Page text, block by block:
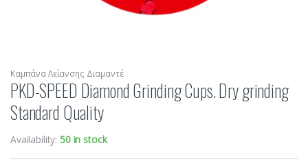
Καμπάνα Λείανσης Διαμαντέ
PKD-SPEED Diamond Grinding Cups. Dry grinding
Standard Quality
Availability:50 in stock